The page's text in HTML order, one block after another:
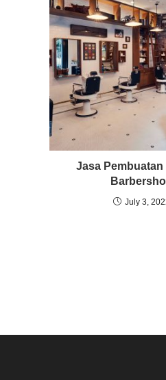
Jasa Pembuatan
July 3,